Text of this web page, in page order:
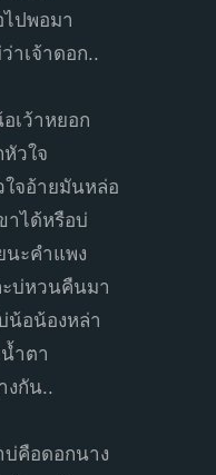
ปพอมา
าเจ้าดอก..
เว้าหยอก
วใจ
จอ้ายมันหล่อ
าได้หรือบ่
นะคำแพง
ะบ่หวนคืนมา
น้อน้องหล่า
ำตา
งกัน..
บ่คือดอกนาง